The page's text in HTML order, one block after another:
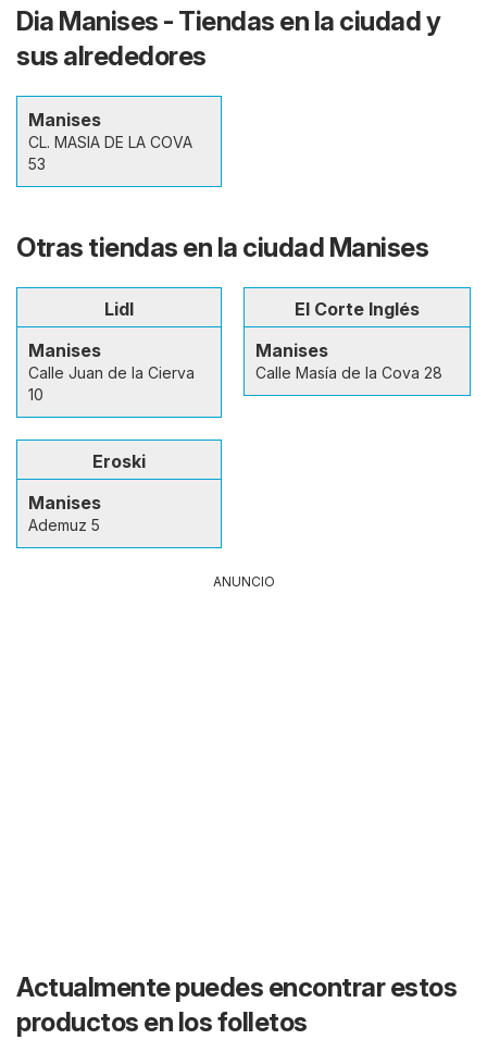
Dia Manises - Tiendas en la ciudad y
sus alrededores
Manises
CL. MASIA DE LA COVA
53
Otras tiendas en la ciudad Manises
Lidl
Manises
Calle Juan de la Cierva
10
El Corte Inglés
Manises
Calle Masía de la Cova 28
Eroski
Manises
Ademuz 5
ANUNCIO
Actualmente puedes encontrar estos
productos en los folletos